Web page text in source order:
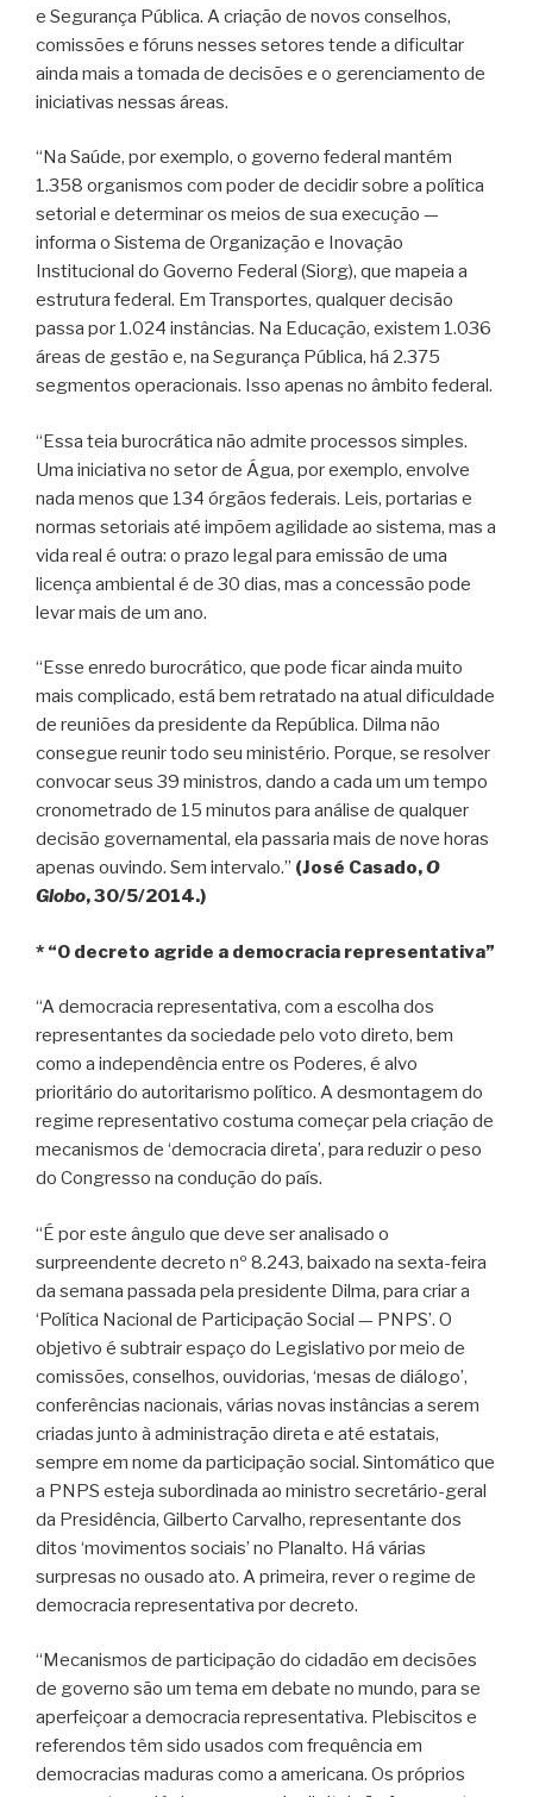
e Segurança Pública. A criação de novos conselhos,
comissões e fóruns nesses setores tende a dificultar
ainda mais a tomada de decisões e o gerenciamento de
iniciativas nessas áreas.
“Na Saúde, por exemplo, o governo federal mantém
1.358 organismos com poder de decidir sobre a política
setorial e determinar os meios de sua execução —
informa o Sistema de Organização e Inovação
Institucional do Governo Federal (Siorg), que mapeia a
estrutura federal. Em Transportes, qualquer decisão
passa por 1.024 instâncias. Na Educação, existem 1.036
áreas de gestão e, na Segurança Pública, há 2.375
segmentos operacionais. Isso apenas no âmbito federal.
“Essa teia burocrática não admite processos simples.
Uma iniciativa no setor de Água, por exemplo, envolve
nada menos que 134 órgãos federais. Leis, portarias e
normas setoriais até impõem agilidade ao sistema, mas a
vida real é outra: o prazo legal para emissão de uma
licença ambiental é de 30 dias, mas a concessão pode
levar mais de um ano.
“Esse enredo burocrático, que pode ficar ainda muito
mais complicado, está bem retratado na atual dificuldade
de reuniões da presidente da República. Dilma não
consegue reunir todo seu ministério. Porque, se resolver
convocar seus 39 ministros, dando a cada um um tempo
cronometrado de 15 minutos para análise de qualquer
decisão governamental, ela passaria mais de nove horas
apenas ouvindo. Sem intervalo.” (José Casado,O
Globo, 30/5/2014.)
* “O decreto agride a democracia representativa”
“A democracia representativa, com a escolha dos
representantes da sociedade pelo voto direto, bem
como a independência entre os Poderes, é alvo
prioritário do autoritarismo político. A desmontagem do
regime representativo costuma começar pela criação de
mecanismos de ‘democracia direta’, para reduzir o peso
do Congresso na condução do país.
“É por este ângulo que deve ser analisado o
surpreendente decreto nº 8.243, baixado na sexta-feira
da semana passada pela presidente Dilma, para criar a
‘Política Nacional de Participação Social — PNPS’. O
objetivo é subtrair espaço do Legislativo por meio de
comissões, conselhos, ouvidorias, ‘mesas de diálogo’,
conferências nacionais, várias novas instâncias a serem
criadas junto à administração direta e até estatais,
sempre em nome da participação social. Sintomático que
a PNPS esteja subordinada ao ministro secretário-geral
da Presidência, Gilberto Carvalho, representante dos
ditos ‘movimentos sociais’ no Planalto. Há várias
surpresas no ousado ato. A primeira, rever o regime de
democracia representativa por decreto.
“Mecanismos de participação do cidadão em decisões
de governo são um tema em debate no mundo, para se
aperfeiçoar a democracia representativa. Plebiscitos e
referendos têm sido usados com frequência em
democracias maduras como a americana. Os próprios